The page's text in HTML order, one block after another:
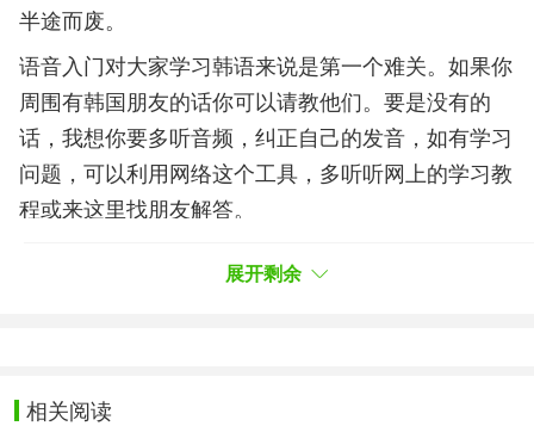
半途而废。
语音入门对大家学习韩语来说是第一个难关。如果你
周围有韩国朋友的话你可以请教他们。要是没有的
话，我想你要多听音频，纠正自己的发音，如有学习
问题，可以利用网络这个工具，多听听网上的学习教
程或来这里找朋友解答。
大家要切实掌握，进一步提升对韩语学习的能力，增
展开剩余
相关阅读